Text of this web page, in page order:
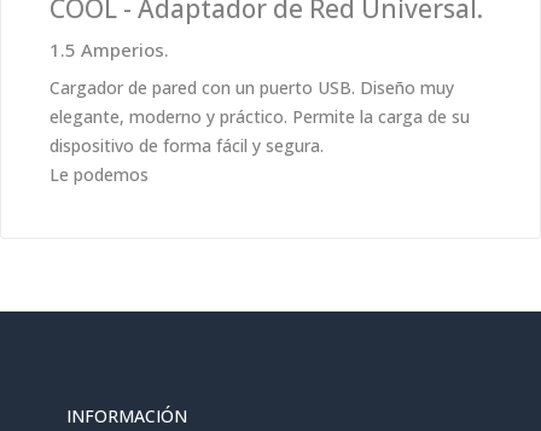
COOL - Adaptador de Red Universal.
1.5 Amperios.
Cargador de pared con un puerto USB. Diseño muy
elegante, moderno y práctico. Permite la carga de su
dispositivo de forma fácil y segura.
Le podemos
INFORMACIÓN